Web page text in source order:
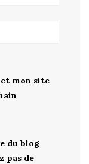
mon site
du blog
pas de